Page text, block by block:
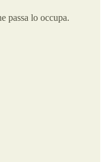
passa lo occupa.